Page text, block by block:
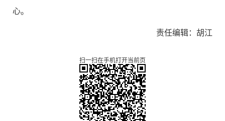
心。
责任编辑：胡江
扫一扫在手机打开当前页